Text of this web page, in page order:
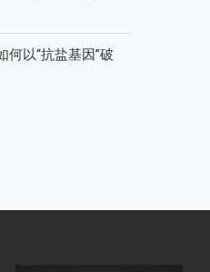
何以“抗盐基因”破